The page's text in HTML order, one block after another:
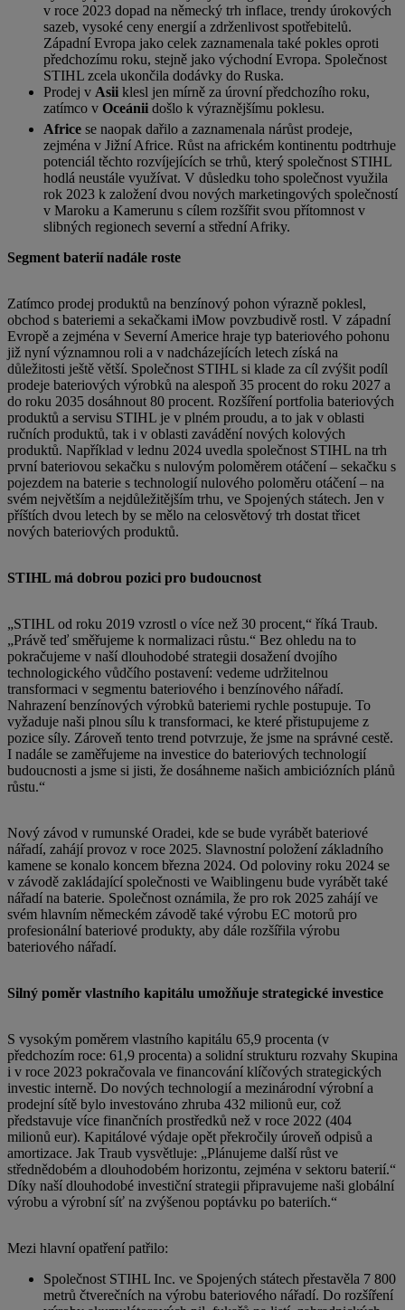
v roce 2023 dopad na německý trh inflace, trendy úrokových
sazeb, vysoké ceny energií a zdrženlivost spotřebitelů.
Západní Evropa jako celek zaznamenala také pokles oproti
předchozímu roku, stejně jako východní Evropa. Společnost
STIHL zcela ukončila dodávky do Ruska.
Prodej v Asii klesl jen mírně za úrovní předchozího roku,
zatímco v Oceánii došlo k výraznějšímu poklesu.
Africe se naopak dařilo a zaznamenala nárůst prodeje,
zejména v Jižní Africe. Růst na africkém kontinentu podtrhuje
potenciál těchto rozvíjejících se trhů, který společnost STIHL
hodlá neustále využívat. V důsledku toho společnost využila
rok 2023 k založení dvou nových marketingových společností
v Maroku a Kamerunu s cílem rozšířit svou přítomnost v
slibných regionech severní a střední Afriky.
Segment baterií nadále roste
Zatímco prodej produktů na benzínový pohon výrazně poklesl,
obchod s bateriemi a sekačkami iMow povzbudivě rostl. V západní
Evropě a zejména v Severní Americe hraje typ bateriového pohonu
již nyní významnou roli a v nadcházejících letech získá na
důležitosti ještě větší. Společnost STIHL si klade za cíl zvýšit podíl
prodeje bateriových výrobků na alespoň 35 procent do roku 2027 a
do roku 2035 dosáhnout 80 procent. Rozšíření portfolia bateriových
produktů a servisu STIHL je v plném proudu, a to jak v oblasti
ručních produktů, tak i v oblasti zavádění nových kolových
produktů. Například v lednu 2024 uvedla společnost STIHL na trh
první bateriovou sekačku s nulovým poloměrem otáčení – sekačku s
pojezdem na baterie s technologií nulového poloměru otáčení – na
svém největším a nejdůležitějším trhu, ve Spojených státech. Jen v
příštích dvou letech by se mělo na celosvětový trh dostat třicet
nových bateriových produktů.
STIHL má dobrou pozici pro budoucnost
„STIHL od roku 2019 vzrostl o více než 30 procent,“ říká Traub.
„Právě teď směřujeme k normalizaci růstu.“ Bez ohledu na to
pokračujeme v naší dlouhodobé strategii dosažení dvojího
technologického vůdčího postavení: vedeme udržitelnou
transformaci v segmentu bateriového i benzínového nářadí.
Nahrazení benzínových výrobků bateriemi rychle postupuje. To
vyžaduje naši plnou sílu k transformaci, ke které přistupujeme z
pozice síly. Zároveň tento trend potvrzuje, že jsme na správné cestě.
I nadále se zaměřujeme na investice do bateriových technologií
budoucnosti a jsme si jisti, že dosáhneme našich ambiciózních plánů
růstu.“
Nový závod v rumunské Oradei, kde se bude vyrábět bateriové
nářadí, zahájí provoz v roce 2025. Slavnostní položení základního
kamene se konalo koncem března 2024. Od poloviny roku 2024 se
v závodě zakládající společnosti ve Waiblingenu bude vyrábět také
nářadí na baterie. Společnost oznámila, že pro rok 2025 zahájí ve
svém hlavním německém závodě také výrobu EC motorů pro
profesionální bateriové produkty, aby dále rozšířila výrobu
bateriového nářadí.
Silný poměr vlastního kapitálu umožňuje strategické investice
S vysokým poměrem vlastního kapitálu 65,9 procenta (v
předchozím roce: 61,9 procenta) a solidní strukturu rozvahy Skupina
i v roce 2023 pokračovala ve financování klíčových strategických
investic interně. Do nových technologií a mezinárodní výrobní a
prodejní sítě bylo investováno zhruba 432 milionů eur, což
představuje více finančních prostředků než v roce 2022 (404
milionů eur). Kapitálové výdaje opět překročily úroveň odpisů a
amortizace. Jak Traub vysvětluje: „Plánujeme další růst ve
střednědobém a dlouhodobém horizontu, zejména v sektoru baterií.“
Díky naší dlouhodobé investiční strategii připravujeme naši globální
výrobu a výrobní síť na zvýšenou poptávku po bateriích.“
Mezi hlavní opatření patřilo:
Společnost STIHL Inc. ve Spojených státech přestavěla 7 800
metrů čtverečních na výrobu bateriového nářadí. Do rozšíření